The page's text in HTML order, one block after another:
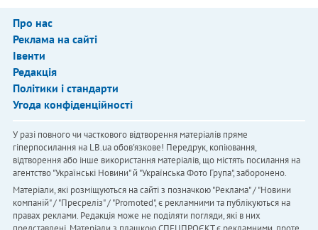
Про нас
Реклама на сайті
Івенти
Редакція
Політики і стандарти
Угода конфіденційності
У разі повного чи часткового відтворення матеріалів пряме
гіперпосилання на LB.ua обов'язкове! Передрук, копіювання,
відтворення або інше використання матеріалів, що містять посилання на
агентство "Українськi Новини" й "Українська Фото Група", заборонено.
Матеріали, які розміщуються на сайті з позначкою "Реклама" / "Новини
компаній" / "Пресреліз" / "Promoted", є рекламними та публікуються на
правах реклами. Редакція може не поділяти погляди, які в них